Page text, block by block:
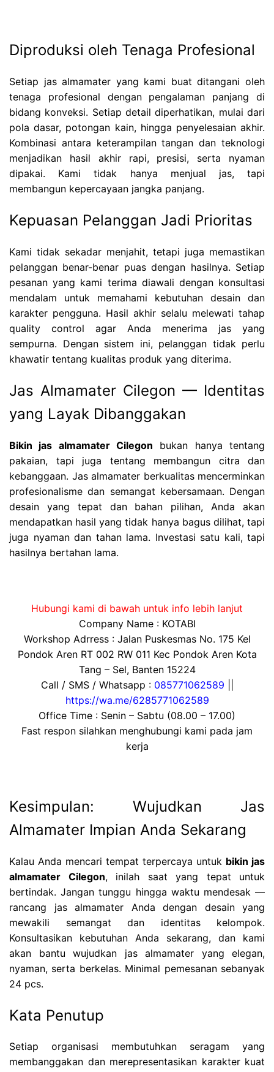
Diproduksi oleh Tenaga Profesional
Setiap jas almamater yang kami buat ditangani oleh
tenaga profesional dengan pengalaman panjang di
bidang konveksi. Setiap detail diperhatikan, mulai dari
pola dasar, potongan kain, hingga penyelesaian akhir.
Kombinasi antara keterampilan tangan dan teknologi
menjadikan hasil akhir rapi, presisi, serta nyaman
dipakai. Kami tidak hanya menjual jas, tapi
membangun kepercayaan jangka panjang.
Kepuasan Pelanggan Jadi Prioritas
Kami tidak sekadar menjahit, tetapi juga memastikan
pelanggan benar-benar puas dengan hasilnya. Setiap
pesanan yang kami terima diawali dengan konsultasi
mendalam untuk memahami kebutuhan desain dan
karakter pengguna. Hasil akhir selalu melewati tahap
quality control agar Anda menerima jas yang
sempurna. Dengan sistem ini, pelanggan tidak perlu
khawatir tentang kualitas produk yang diterima.
Jas Almamater Cilegon — Identitas
yang Layak Dibanggakan
Bikin jas almamater Cilegon bukan hanya tentang
pakaian, tapi juga tentang membangun citra dan
kebanggaan. Jas almamater berkualitas mencerminkan
profesionalisme dan semangat kebersamaan. Dengan
desain yang tepat dan bahan pilihan, Anda akan
mendapatkan hasil yang tidak hanya bagus dilihat, tapi
juga nyaman dan tahan lama. Investasi satu kali, tapi
hasilnya bertahan lama.
Hubungi kami di bawah untuk info lebih lanjut
Company Name : KOTABI
Workshop Adrress : Jalan Puskesmas No. 175 Kel
Pondok Aren RT 002 RW 011 Kec Pondok Aren Kota
Tang – Sel, Banten 15224
Call / SMS / Whatsapp : 085771062589
https://wa.me/6285771062589
Office Time : Senin – Sabtu (08.00 – 17.00)
Fast respon silahkan menghubungi kami pada jam
kerja
Kesimpulan: Wujudkan Jas
Almamater Impian Anda Sekarang
Kalau Anda mencari tempat terpercaya untuk bikin jas
almamater Cilegon, inilah saat yang tepat untuk
bertindak. Jangan tunggu hingga waktu mendesak —
rancang jas almamater Anda dengan desain yang
mewakili semangat dan identitas kelompok.
Konsultasikan kebutuhan Anda sekarang, dan kami
akan bantu wujudkan jas almamater yang elegan,
nyaman, serta berkelas. Minimal pemesanan sebanyak
24 pcs.
Kata Penutup
Setiap organisasi membutuhkan seragam yang
membanggakan dan merepresentasikan karakter kuat